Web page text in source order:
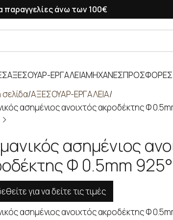
παραγγελίες άνω των 100€
ΑΞΕΣΟΥΑΡ-ΕΡΓΑΛΕΙΑΜΗΧΑΝΕΣΠΡΟΣΦΟΡΕΣ
σελίδα ΑΞΕΣΟΥΑΡ-ΕΡΓΑΛΕΙΑ
ασημένιος ανοιχτός ακροδέκτης Φ
ασημένιος
Φ 0.5mm 925°
για να δείτε τις τιμές
ασημένιος ανοιχτός ακροδέκτης Φ